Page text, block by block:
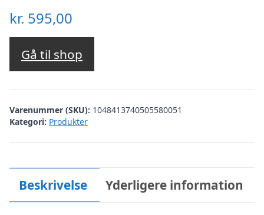
kr. 595,00
Gå til shop
Varenummer (SKU): 1048413740505580051
Kategori: Produkter
Beskrivelse Yderligere information